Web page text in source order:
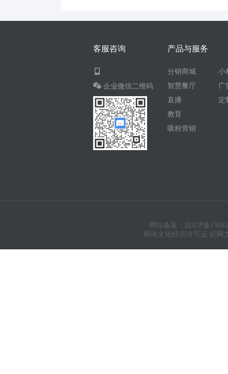
客服咨询
企业微信二维码
产品与服务
分销商城
智慧餐厅
直播
教育
吸粉营销
小
广
定
网站备案：皖ICP备
网络文化经营许可证 皖网